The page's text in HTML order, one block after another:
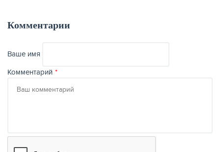
Комментарии
Ваше имя
Комментарий